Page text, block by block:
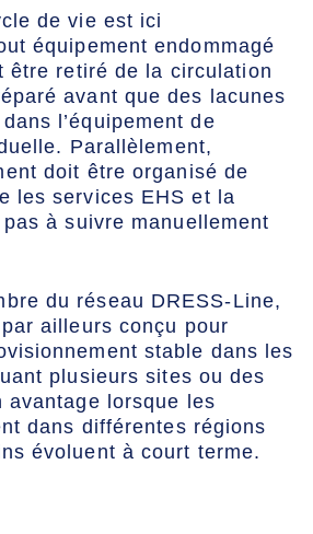
de vie est ici
équipement endommagé
être retiré de la circulation
avant que des lacunes
l’équipement de
Parallèlement,
doit être organisé de
les services EHS et la
à suivre manuellement
du réseau DRESS-Line,
ailleurs conçu pour
stable dans les
plusieurs sites ou des
avantage lorsque les
dans différentes régions
évoluent à court terme.